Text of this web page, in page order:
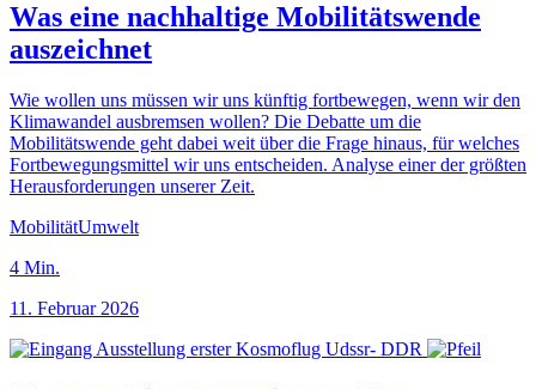
Was eine nachhaltige Mobilitätswende
auszeichnet
Wie wollen uns müssen wir uns künftig fortbewegen, wenn wir den
Klimawandel ausbremsen wollen? Die Debatte um die
Mobilitätswende geht dabei weit über die Frage hinaus, für welches
Fortbewegungsmittel wir uns entscheiden. Analyse einer der größten
Herausforderungen unserer Zeit.
MobilitätUmwelt
4 Min.
11. Februar 2026